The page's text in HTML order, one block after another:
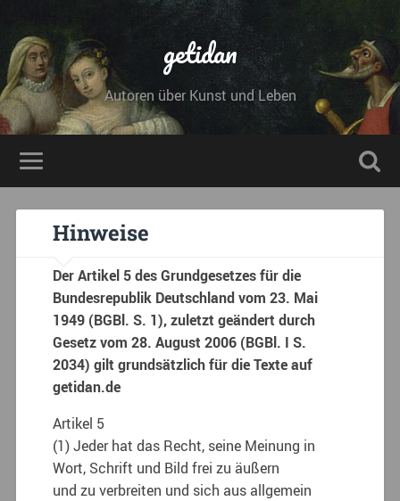
getidan
Autoren über Kunst und Leben
Hinweise
Der Artikel 5 des Grundgesetzes für die
Bundesrepublik Deutschland vom 23. Mai
1949 (BGBl. S. 1), zuletzt geändert durch
Gesetz vom 28. August 2006 (BGBl. I S.
2034) gilt grundsätzlich für die Texte auf
getidan.de
Artikel 5
(1) Jeder hat das Recht, seine Meinung in
Wort, Schrift und Bild frei zu äußern
und zu verbreiten und sich aus allgemein